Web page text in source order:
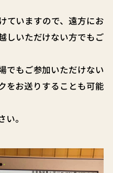
ていますので、遠方にお
しいただけない方でもご
でもご参加いただけない
をお送りすることも可能
。